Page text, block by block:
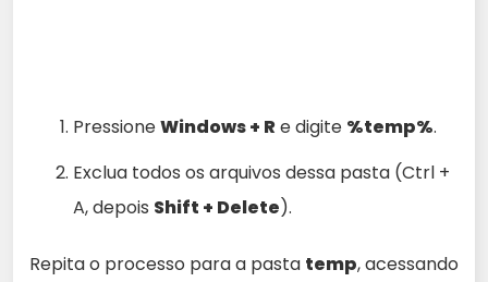
PressioneWindows + Re digite %temp%.
Exclua todos os arquivos dessa pasta (Ctrl +
A, depois Shift + Delete).
Repita o processo para a pasta temp, acessando